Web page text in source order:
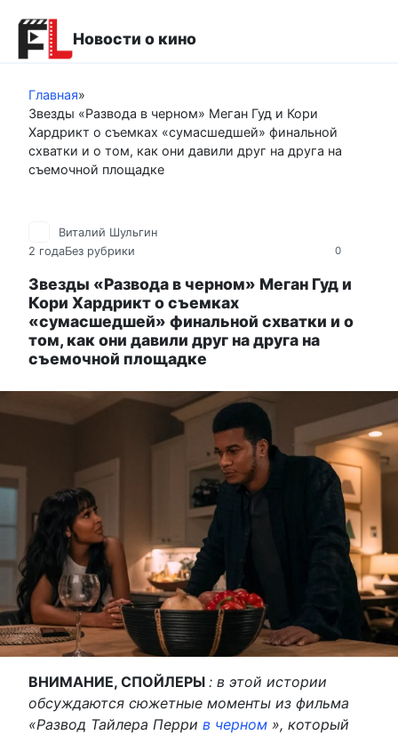
контенту
Новости о кино
Главная»
Звезды «Развода в черном» Меган Гуд и Кори
Хардрикт о съемках «сумасшедшей» финальной
схватки и о том, как они давили друг на друга на
съемочной площадке
0
Виталий Шульгин
2 годаБез рубрики
Звезды «Развода в черном» Меган Гуд и
Кори Хардрикт о съемках
«сумасшедшей» финальной схватки и о
том, как они давили друг на друга на
съемочной площадке
ВНИМАНИЕ, СПОЙЛЕРЫ : в этой истории
обсуждаются сюжетные моменты из фильма
«Развод Тайлера Перри в черном », который